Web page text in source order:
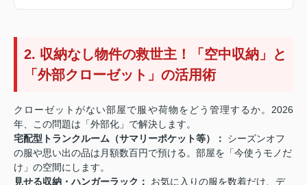
2. 収納なし物件の救世主！「空中収納」と
「外部クローゼット」の活用術
クローゼットがない部屋で服や荷物をどう管理するか。2026
年、この問題は「外部化」で解決します。
宅配型トランクルーム（サマリーポケット等）：
シーズンオフ
の服や思い出の品は月額数百円で預ける。部屋を「今使うモノだ
け」の空間にします。
見せる収納・ハンガーラック：
お気に入りの服を数着だけ、デ